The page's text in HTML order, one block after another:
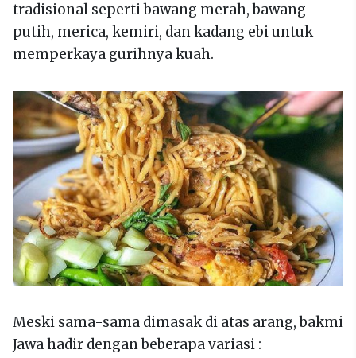
tradisional seperti bawang merah, bawang
putih, merica, kemiri, dan kadang ebi untuk
memperkaya gurihnya kuah.
Meski sama-sama dimasak di atas arang, bakmi
Jawa hadir dengan beberapa variasi :